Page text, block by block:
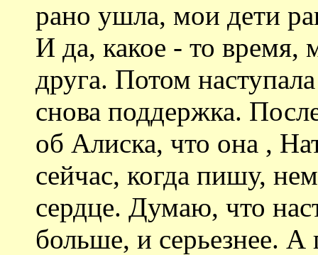
рано ушла, мои дети
И да, какое - то время,
друга. Потом
снова поддержка.
об Алиска, что она ,
сейчас, когда пишу,
сердце. Думаю, что
больше, и серьезнее. А